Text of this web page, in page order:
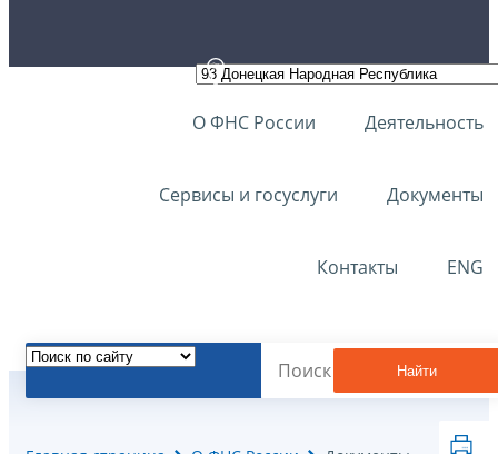
О ФНС России Деятельность
Сервисы и госуслуги Документы
Контакты ENG
Найти